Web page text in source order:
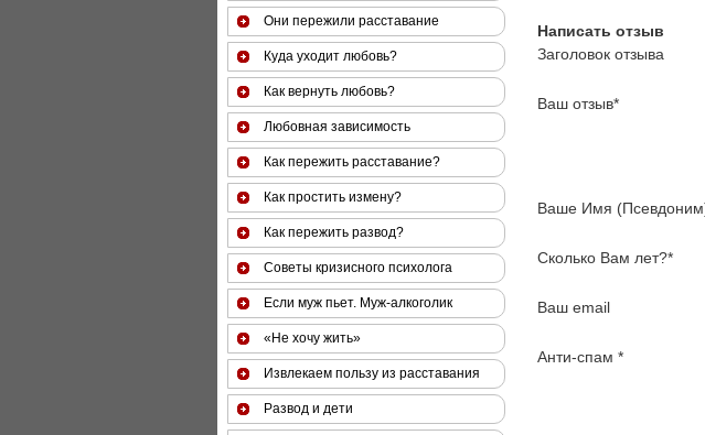
Написать отзыв
Заголовок отзыва
Ваш отзыв*
Ваше Имя
Сколько Вам лет?*
Ваш email
Анти-спам *
Они пережили расставание
Куда уходит любовь?
Как вернуть любовь?
Любовная зависимость
Как пережить расставание?
Как простить измену?
Как пережить развод?
Советы кризисного психолога
Если муж пьет. Муж-алкоголик
«Не хочу жить»
Извлекаем пользу из расставания
Развод и дети